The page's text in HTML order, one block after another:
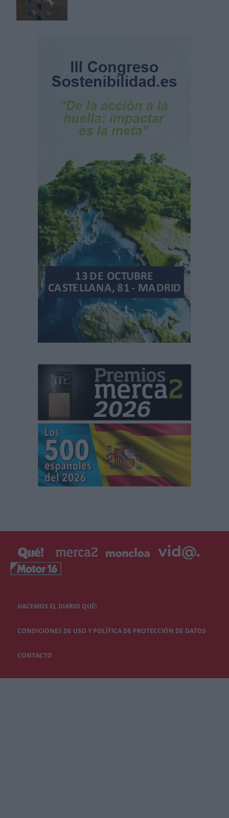
HACEMOS EL DIARIO QUÉ!
CONDICIONES DE USO Y POLÍTICA DE PROTECCIÓN DE DATOS
CONTACTO